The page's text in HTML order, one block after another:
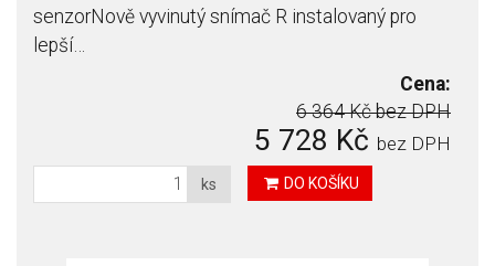
senzorNově vyvinutý snímač R instalovaný pro
lepší…
Cena:
6 364 Kčbez DPH
5 728 Kč bez DPH
ks DO KOŠÍKU